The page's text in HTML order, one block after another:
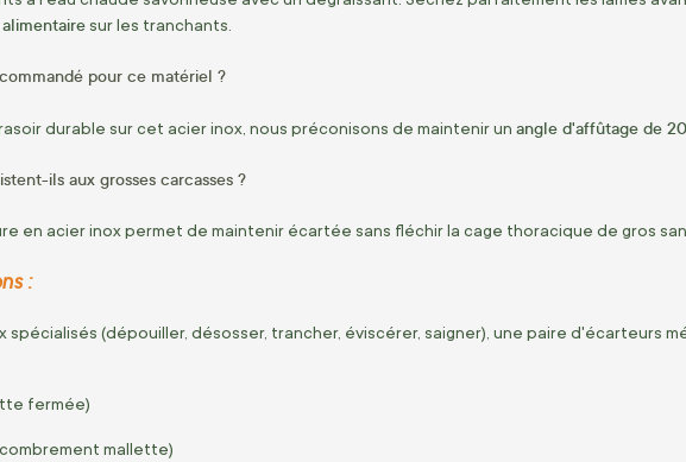
sur les tranchants.
pour ce matériel ?
durable sur cet acier inox, nous préconisons de maintenir un angle d'affûtage de
ils aux grosses carcasses ?
en acier inox permet de maintenir écartée sans fléchir la cage thoracique de gros
:
spécialisés (dépouiller, désosser, trancher, éviscérer, saigner), une paire d'écarteurs
fermée)
mallette)